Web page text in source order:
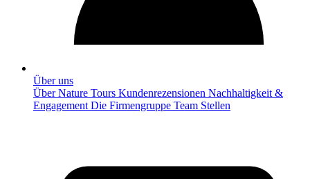
Über uns
Über Nature Tours Kundenrezensionen Nachhaltigkeit &
Engagement Die Firmengruppe Team Stellen